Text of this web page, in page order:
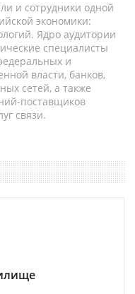
и сотрудники одной
экономики:
Ядро аудитории
специалисты
и
власти, банков,
сетей, а также
поставщиков
связи.